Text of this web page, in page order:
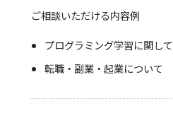
ご相談いただける内容例
プログラミング学習に関して
転職・副業・起業について